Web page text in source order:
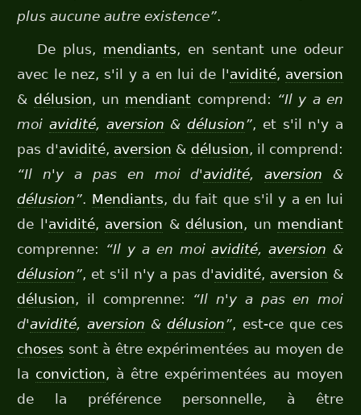
plus aucune autre existence”.
De plus, mendiants, en sentant une odeur
avec le nez, s'il y a en lui de l'avidité, aversion
& délusion, un mendiant comprend: “Il y a en
moi avidité, aversion &délusion”, et s'il n'y a
pas d'avidité, aversion & délusion, il comprend:
“Il n'y a pas en moi d'avidité,aversion &
délusion”. Mendiants, du fait que s'il y a en lui
de l'avidité, aversion & délusion, un mendiant
comprenne: “Il y a en moiavidité,aversion &
délusion”, et s'il n'y a pas d'avidité, aversion &
délusion, il comprenne: “Il n'y a pas en moi
d'avidité, aversion &délusion”, est-ce que ces
choses sont à être expérimentées au moyen de
la conviction, à être expérimentées au moyen
de la préférence personnelle, à être